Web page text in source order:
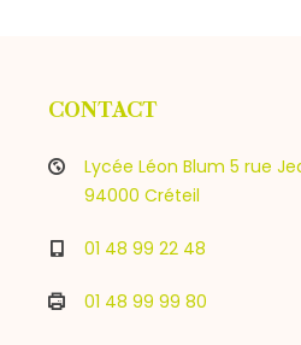
CONTACT
Lycée Léon Blum 5 rue
94000 Créteil
01 48 99 22 48
01 48 99 99 80